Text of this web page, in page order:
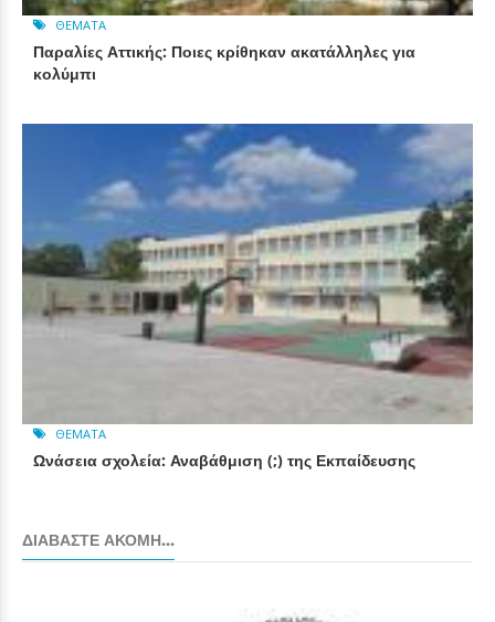
ΘΈΜΑΤΑ
Παραλίες Αττικής: Ποιες κρίθηκαν ακατάλληλες για
κολύμπι
ΘΈΜΑΤΑ
Ωνάσεια σχολεία: Αναβάθμιση (;) της Εκπαίδευσης
ΔΙΑΒΆΣΤΕ ΑΚΌΜΗ...